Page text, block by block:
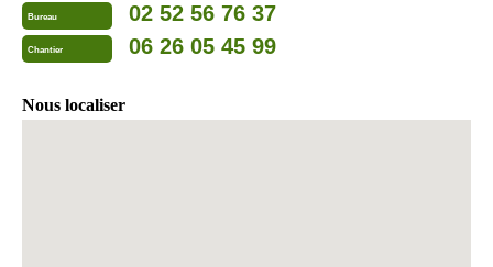
Bureau 02 52 56 76 37
Chantier 06 26 05 45 99
Nous localiser